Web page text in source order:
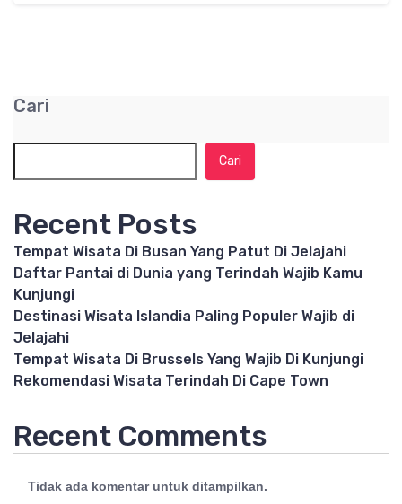
Cari
Cari
Recent Posts
Tempat Wisata Di Busan Yang Patut Di Jelajahi
Daftar Pantai di Dunia yang Terindah Wajib Kamu
Kunjungi
Destinasi Wisata Islandia Paling Populer Wajib di
Jelajahi
Tempat Wisata Di Brussels Yang Wajib Di Kunjungi
Rekomendasi Wisata Terindah Di Cape Town
Recent Comments
Tidak ada komentar untuk ditampilkan.